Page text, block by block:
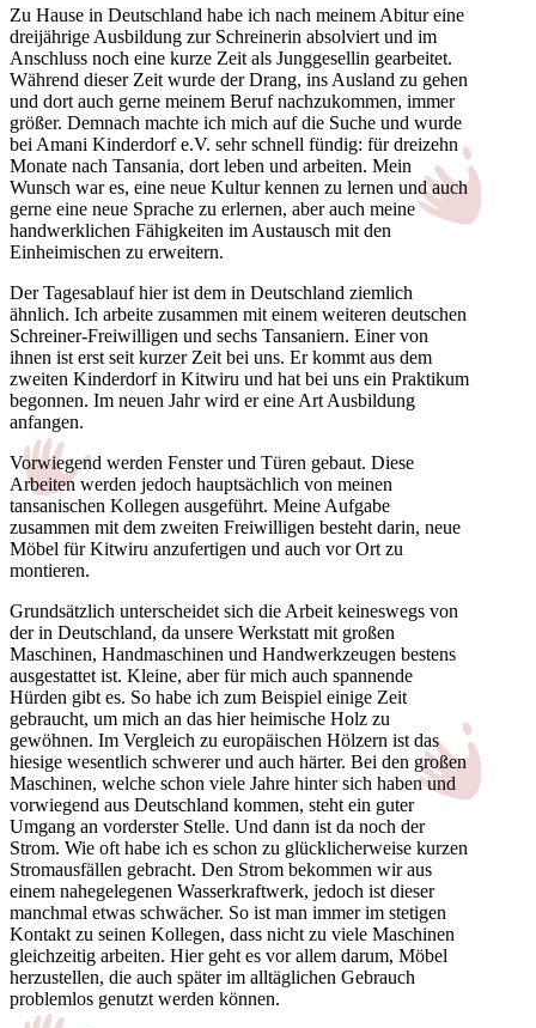
Zu Hause in Deutschland habe ich nach meinem Abitur eine
dreijährige Ausbildung zur Schreinerin absolviert und im
Anschluss noch eine kurze Zeit als Junggesellin gearbeitet.
Während dieser Zeit wurde der Drang, ins Ausland zu gehen
und dort auch gerne meinem Beruf nachzukommen, immer
größer. Demnach machte ich mich auf die Suche und wurde
bei Amani Kinderdorf e.V. sehr schnell fündig: für dreizehn
Monate nach Tansania, dort leben und arbeiten. Mein
Wunsch war es, eine neue Kultur kennen zu lernen und auch
gerne eine neue Sprache zu erlernen, aber auch meine
handwerklichen Fähigkeiten im Austausch mit den
Einheimischen zu erweitern.
Der Tagesablauf hier ist dem in Deutschland ziemlich
ähnlich. Ich arbeite zusammen mit einem weiteren deutschen
Schreiner-Freiwilligen und sechs Tansaniern. Einer von
ihnen ist erst seit kurzer Zeit bei uns. Er kommt aus dem
zweiten Kinderdorf in Kitwiru und hat bei uns ein Praktikum
begonnen. Im neuen Jahr wird er eine Art Ausbildung
anfangen.
Vorwiegend werden Fenster und Türen gebaut. Diese
Arbeiten werden jedoch hauptsächlich von meinen
tansanischen Kollegen ausgeführt. Meine Aufgabe
zusammen mit dem zweiten Freiwilligen besteht darin, neue
Möbel für Kitwiru anzufertigen und auch vor Ort zu
montieren.
Grundsätzlich unterscheidet sich die Arbeit keineswegs von
der in Deutschland, da unsere Werkstatt mit großen
Maschinen, Handmaschinen und Handwerkzeugen bestens
ausgestattet ist. Kleine, aber für mich auch spannende
Hürden gibt es. So habe ich zum Beispiel einige Zeit
gebraucht, um mich an das hier heimische Holz zu
gewöhnen. Im Vergleich zu europäischen Hölzern ist das
hiesige wesentlich schwerer und auch härter. Bei den großen
Maschinen, welche schon viele Jahre hinter sich haben und
vorwiegend aus Deutschland kommen, steht ein guter
Umgang an vorderster Stelle. Und dann ist da noch der
Strom. Wie oft habe ich es schon zu glücklicherweise kurzen
Stromausfällen gebracht. Den Strom bekommen wir aus
einem nahegelegenen Wasserkraftwerk, jedoch ist dieser
manchmal etwas schwächer. So ist man immer im stetigen
Kontakt zu seinen Kollegen, dass nicht zu viele Maschinen
gleichzeitig arbeiten. Hier geht es vor allem darum, Möbel
herzustellen, die auch später im alltäglichen Gebrauch
problemlos genutzt werden können.